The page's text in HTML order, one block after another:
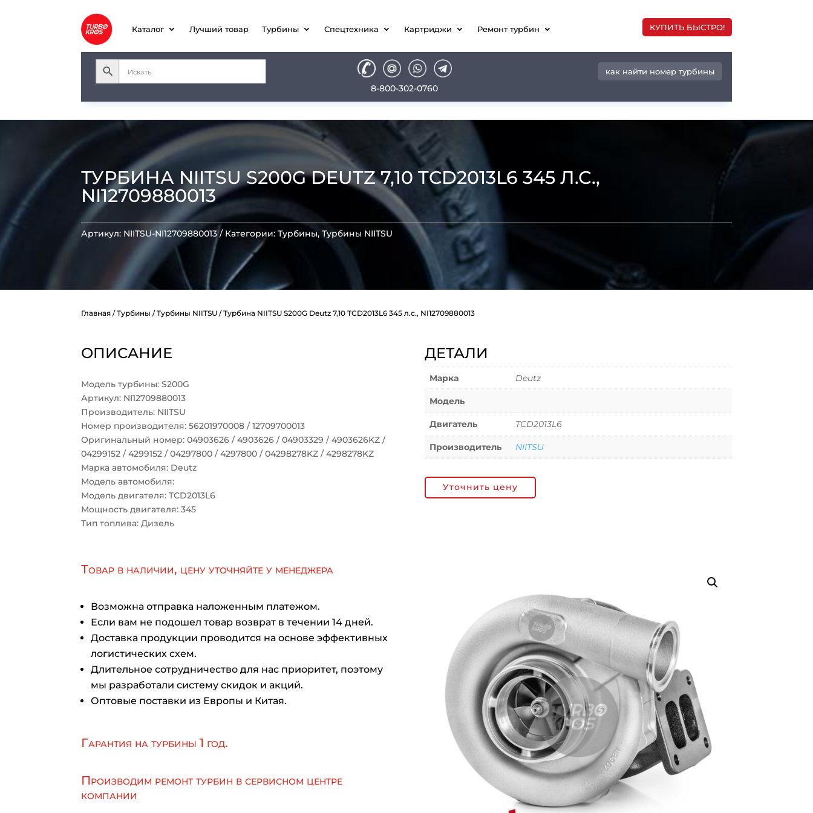
Каталог Лучший товар Турбины Спецтехника Картриджи Ремонт турбин КУПИТЬ БЫСТРО!
8-800-302-0760
как найти номер турбины
ТУРБИНА NIITSU S200G DEUTZ 7,10 TCD2013L6 345 Л.С.,
NI12709880013
Артикул: NIITSU-NI12709880013 Категории:Турбины,Турбины NIITSU
Главная /Турбины /Турбины NIITSU / Турбина NIITSU S200G Deutz 7,10 TCD2013L6 345 л.с., NI12709880013
ОПИСАНИЕ
Модель турбины: S200G
Артикул: NI12709880013
Производитель: NIITSU
Номер производителя: 56201970008 / 12709700013
Оригинальный номер: 04903626 / 4903626 / 04903329 / 4903626KZ /
04299152 / 4299152 / 04297800 / 4297800 / 04298278KZ / 4298278KZ
Марка автомобиля: Deutz
Модель автомобиля:
Модель двигателя: TCD2013L6
Мощность двигателя: 345
Тип топлива: Дизель
ДЕТАЛИ
Марка Deutz
Модель
Двигатель TCD2013L6
Производитель NIITSU
Уточнить цену
Товар в наличии, цену уточняйте у менеджера
Возможна отправка наложенным платежом.
Если вам не подошел товар возврат в течении 14 дней.
Доставка продукции проводится на основе эффективных
логистических схем.
Длительное сотрудничество для нас приоритет, поэтому
мы разработали систему скидок и акций.
Оптовые поставки из Европы и Китая.
Гарантия на турбины 1 год.
Производим ремонт турбин в сервисном центре
компании